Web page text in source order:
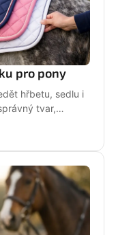
pro pony
hřbetu, sedlu i
tvar,